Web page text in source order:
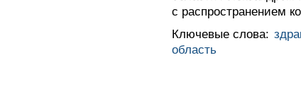
с распространением
Ключевые слова:
область